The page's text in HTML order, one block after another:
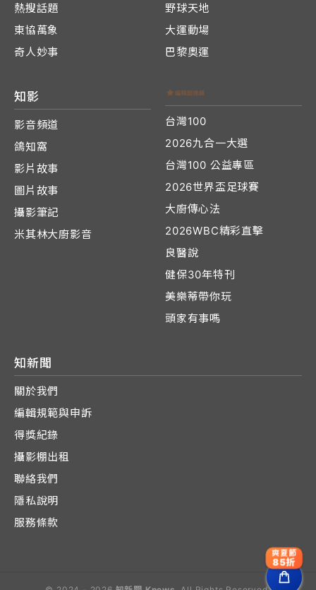
熱搜話題
東協萬象
奇人妙事
野球天地
大運動場
巴黎奧運
知影
影音頻道
鴿知窩
影片故事
圖片故事
攝影筆記
米其林大廚影音
台灣100
2026九合一大選
台灣100 公益專區
2026世界盃足球賽
大廚傳心法
2026WBC精彩直擊
良醫說
健保30年特刊
美樂蒂帶你玩
頭家有事嗎
知新聞
關於我們
編輯規範與申訴
得獎紀錄
攝影棚出租
聯絡我們
隱私說明
服務條款
爽夏節
85折